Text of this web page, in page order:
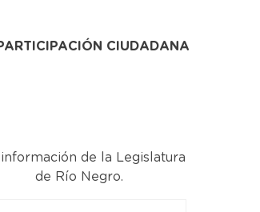
CIUDADANA
información de la Legislatura
de Río Negro.